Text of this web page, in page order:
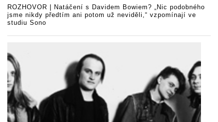
ROZHOVOR | Natáčení s Davidem Bowiem? „Nic podobného
jsme nikdy předtím ani potom už neviděli,“ vzpomínají ve
studiu Sono